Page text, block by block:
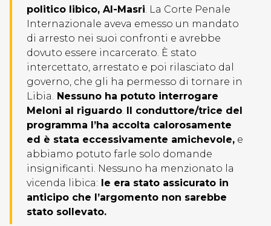
politico libico, Al-Masri. La Corte Penale
Internazionale aveva emesso un mandato
di arresto nei suoi confronti e avrebbe
dovuto essere incarcerato. È stato
intercettato, arrestato e poi rilasciato dal
governo, che gli ha permesso di tornare in
Libia. Nessuno ha potuto interrogare
Meloni al riguardo. Il conduttore/trice del
programma l’ha accolta calorosamente
ed è stata eccessivamente amichevole, e
abbiamo potuto farle solo domande
insignificanti. Nessuno ha menzionato la
vicenda libica: le era stato assicurato in
anticipo che l’argomento non sarebbe
stato sollevato.